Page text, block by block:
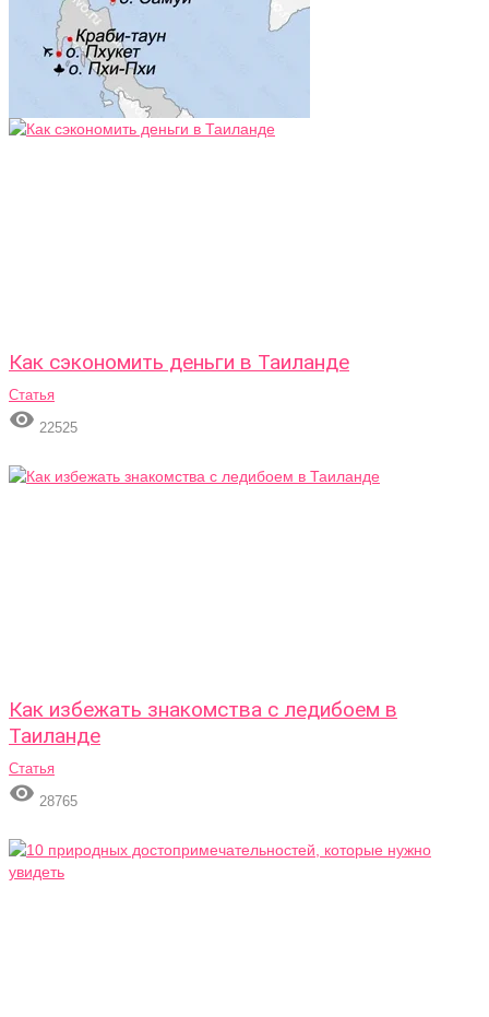
Как сэкономить деньги в Таиланде
Статья
 22525
Как избежать знакомства с ледибоем в
Таиланде
Статья
 28765